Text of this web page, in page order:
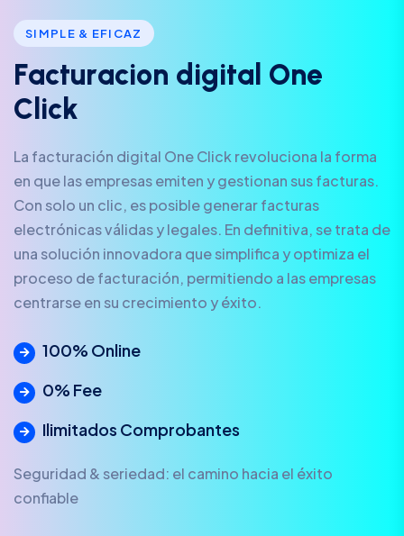
SIMPLE & EFICAZ
Facturacion d igita One
C ick
La facturación digital One Click revoluciona la forma
en que las empresas emiten y gestionan sus facturas.
Con solo un clic, es posible generar facturas
electrónicas válidas y legales. En definitiva, se trata de
una solución innovadora que simplifica y optimiza el
proceso de facturación, permitiendo a las empresas
centrarse en su crecimiento y éxito.
100% Online
0% Fee
Ilimitados Comprobantes
Seguridad & seriedad: el camino hacia el éxito
confiable